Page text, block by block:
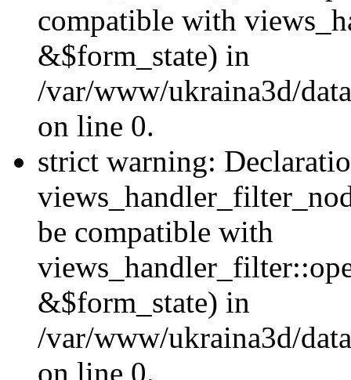
compatible with
&$form_state) in
/var/www/ukraina3d/
on line 0.
strict warning:
be compatible with
&$form_state) in
/var/www/ukraina3d/
on line 0.